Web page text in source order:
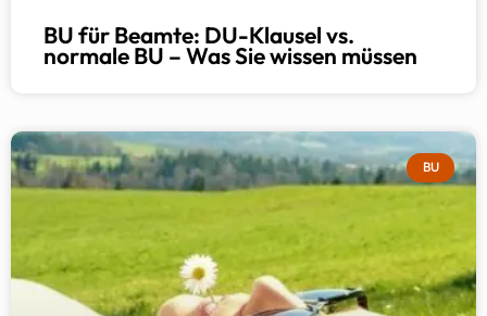
BU für Beamte: DU-Klausel vs.
normale BU – Was Sie wissen müssen
BU